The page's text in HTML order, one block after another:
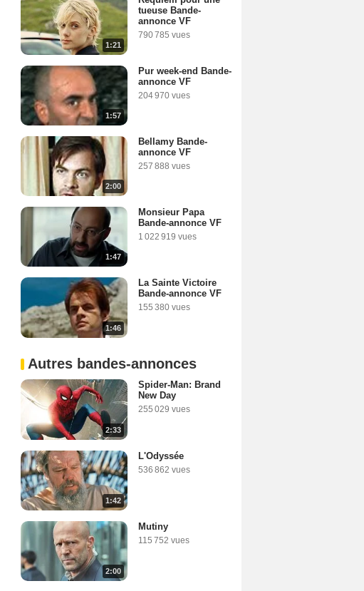
1:21
tueuse Bande-
annonce VF
790 785 vues
1:57
Pur week-end Bande-
annonce VF
204 970 vues
2:00
Bellamy Bande-
annonce VF
257 888 vues
1:47
Monsieur Papa
Bande-annonce VF
1 022 919 vues
1:46
La Sainte Victoire
Bande-annonce VF
155 380 vues
Autres bandes-annonces
2:33
Spider-Man: Brand
New Day
255 029 vues
1:42
L'Odyssée
536 862 vues
2:00
Mutiny
115 752 vues